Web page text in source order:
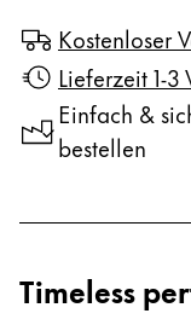
LAMY School
Werbeartikel
DE/AT
Malaysia
English
Naher Osten
Diese Region
Registrieren
Registrieren
Kostenloser
Lieferzeit 1-
Einfach &
bestellen
Timeless